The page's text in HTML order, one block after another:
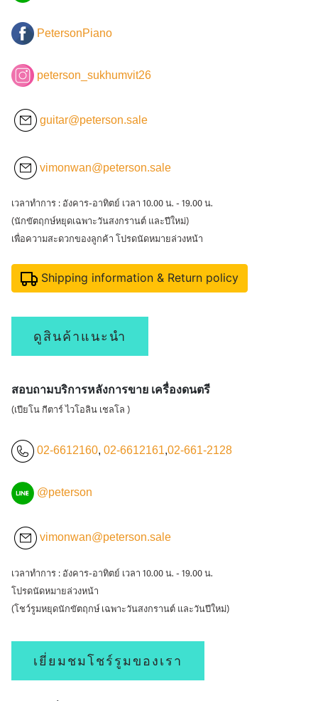
PetersonPiano
peterson_sukhumvit26
guitar@peterson.sale
vimonwan@peterson.sale
เวลาทำการ : อังคาร-อาทิตย์ เวลา 10.00 น. - 19.00 น.
(นักขัตฤกษ์หยุดเฉพาะวันสงกรานต์ และปีใหม่)
เพื่อความสะดวกของลูกค้า โปรดนัดหมายล่วงหน้า
Shipping information & Return policy
ดูสินค้าแนะนำ
สอบถามบริการหลังการขาย เครื่องดนตรี
(เปียโน กีตาร์ ไวโอลิน เชลโล )
02-6612160, 02-6612161,02-661-2128
@peterson
vimonwan@peterson.sale
เวลาทำการ : อังคาร-อาทิตย์ เวลา 10.00 น. - 19.00 น.
โปรดนัดหมายล่วงหน้า
(โชว์รูมหยุดนักขัตฤกษ์ เฉพาะวันสงกรานต์ และวันปีใหม่)
เยี่ยมชมโชร์รูมของเรา